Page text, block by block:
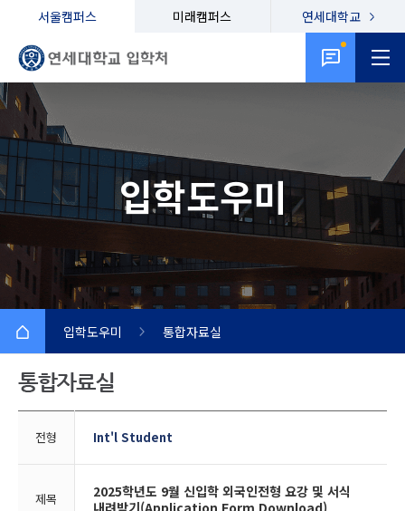
서울캠퍼스 미래캠퍼스 연세대학교
입학도우미
입학도우미 통합자료실
전형 Int'l Student
제목
2025학년도 9월 신입학 외국인전형 요강 및 서식
내려받기(Application Form Download)